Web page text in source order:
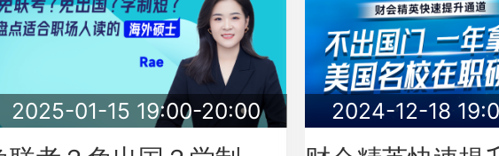
2025-01-15 19:00-20:00 2024-12-18